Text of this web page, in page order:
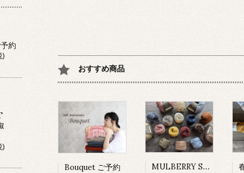
おすすめ商品
Bouquet ご予約 MULBERRY SILK 試し編み
約
)
)